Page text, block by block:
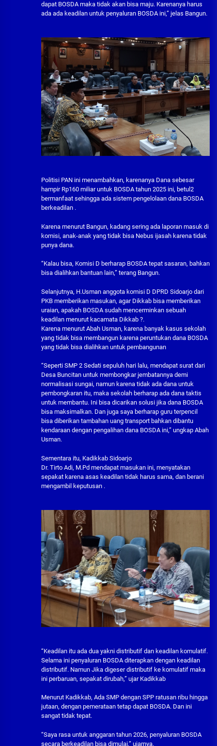
dapat BOSDA maka tidak akan bisa maju. Karenanya harus
ada ada keadilan untuk penyaluran BOSDA ini,” jelas Bangun.
Politisi PAN ini menambahkan, karenanya Dana sebesar
hampir Rp160 miliar untuk BOSDA tahun 2025 ini, betul2
bermanfaat sehingga ada sistem pengelolaan dana BOSDA
berkeadilan .
Karena menurut Bangun, kadang sering ada laporan masuk di
komisi, anak-anak yang tidak bisa Nebus ijasah karena tidak
punya dana.
“Kalau bisa, Komisi D berharap BOSDA tepat sasaran, bahkan
bisa dialihkan bantuan lain,” terang Bangun.
Selanjutnya, H.Usman anggota komisi D DPRD Sidoarjo dari
PKB memberikan masukan, agar Dikkab bisa memberikan
uraian, apakah BOSDA sudah mencerminkan sebuah
keadilan menurut kacamata Dikkab ?.
Karena menurut Abah Usman, karena banyak kasus sekolah
yang tidak bisa membangun karena peruntukan dana BOSDA
yang tidak bisa dialihkan untuk pembangunan
“Seperti SMP 2 Sedati sepuluh hari lalu, mendapat surat dari
Desa Buncitan untuk membongkar jembatannya demi
normalisasi sungai, namun karena tidak ada dana untuk
pembongkaran itu, maka sekolah berharap ada dana taktis
untuk membantu. Ini bisa dicarikan solusi jika dana BOSDA
bisa maksimalkan. Dan juga saya berharap guru terpencil
bisa diberikan tambahan uang transport bahkan dibantu
kendaraan dengan pengalihan dana BOSDA ini,” ungkap Abah
Usman.
Sementara itu, Kadikkab Sidoarjo
Dr. Tirto Adi, M.Pd mendapat masukan ini, menyatakan
sepakat karena asas keadilan tidak harus sama, dan berani
mengambil keputusan .
“Keadilan itu ada dua yakni distributif dan keadilan komulatif.
Selama ini penyaluran BOSDA diterapkan dengan keadilan
distributif. Namun Jika digeser distributif ke komulatif maka
ini perbaruan, sepakat dirubah,” ujar Kadikkab
Menurut Kadikkab, Ada SMP dengan SPP ratusan ribu hingga
jutaan, dengan pemerataan tetap dapat BOSDA. Dan ini
sangat tidak tepat.
“Saya rasa untuk anggaran tahun 2026, penyaluran BOSDA
secara berkeadilan bisa dimulai,” ujarnya.